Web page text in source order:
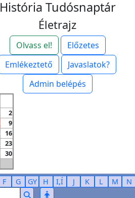
História Tudósnaptár
Életrajz
Olvass el!
Előzetes
Emlékeztető
Javaslatok?
Admin belépés
2
9
16
23
30
F G GY H I,Í J K L M
N